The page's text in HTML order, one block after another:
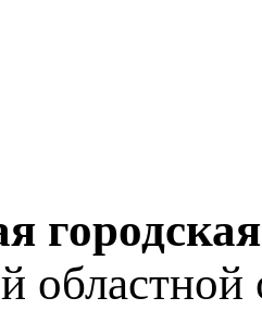
областной